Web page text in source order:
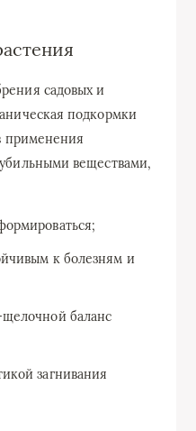
веществами,
к болезням и
баланс
загнивания